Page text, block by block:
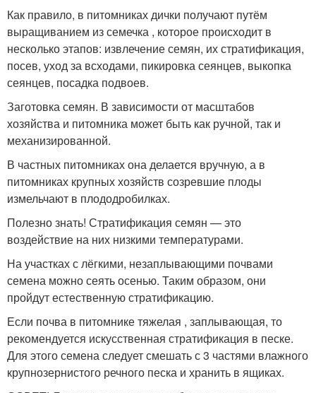
Как правило, в питомниках дички получают путём
выращиванием из семечка , которое происходит в
несколько этапов: извлечение семян, их стратификация,
посев, уход за всходами, пикировка сеянцев, выкопка
сеянцев, посадка подвоев.
Заготовка семян. В зависимости от масштабов
хозяйства и питомника может быть как ручной, так и
механизированной.
В частных питомниках она делается вручную, а в
питомниках крупных хозяйств созревшие плоды
измельчают в плододробилках.
Полезно знать! Стратификация семян — это
воздействие на них низкими температурами.
На участках с лёгкими, незаплывающими почвами
семена можно сеять осенью. Таким образом, они
пройдут естественную стратификацию.
Если почва в питомнике тяжелая , заплывающая, то
рекомендуется искусственная стратификация в песке.
Для этого семена следует смешать с 3 частями влажного
крупнозернистого речного песка и хранить в ящиках.